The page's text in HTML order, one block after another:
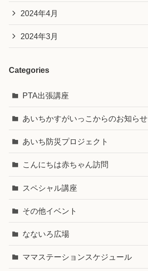
2024年4月
2024年3月
Categories
PTA出張講座
あいちかすがいっこからのお知らせ
あいち防災プロジェクト
こんにちは赤ちゃん訪問
スペシャル講座
その他イベント
なないろ広場
ママステーションスケジュール